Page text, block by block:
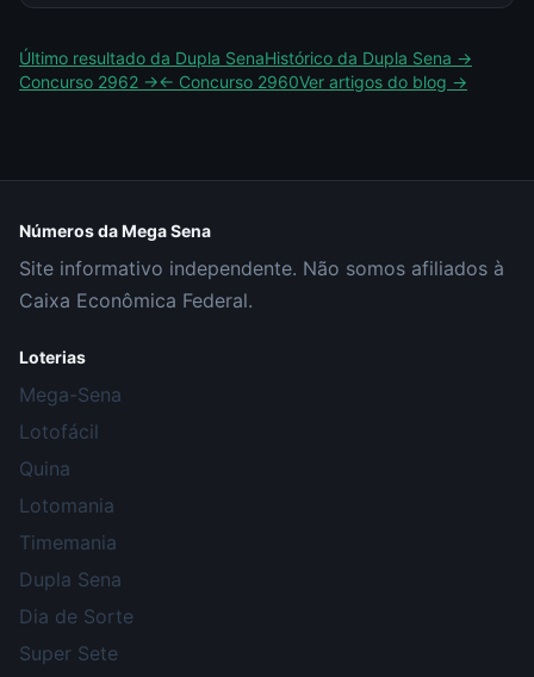
Último resultado da Dupla SenaHistórico da Dupla Sena →
Concurso 2962 →← Concurso 2960Ver artigos do blog →
Números da Mega Sena
Site informativo independente. Não somos afiliados à
Caixa Econômica Federal.
Loterias
Mega-Sena
Lotofácil
Quina
Lotomania
Timemania
Dupla Sena
Dia de Sorte
Super Sete